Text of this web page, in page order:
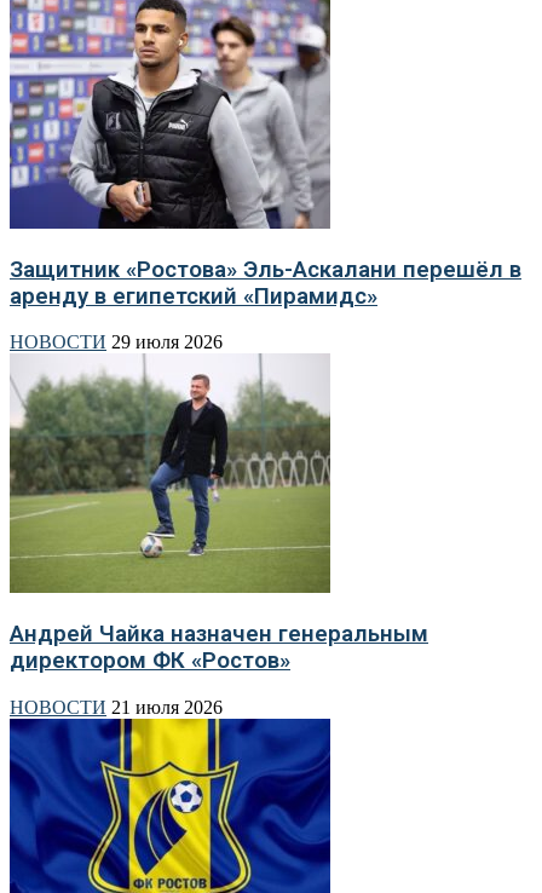
Защитник «Ростова» Эль-Аскалани перешёл в
аренду в египетский «Пирамидс»
НОВОСТИ 29 июля 2026
Андрей Чайка назначен генеральным
директором ФК «Ростов»
НОВОСТИ 21 июля 2026